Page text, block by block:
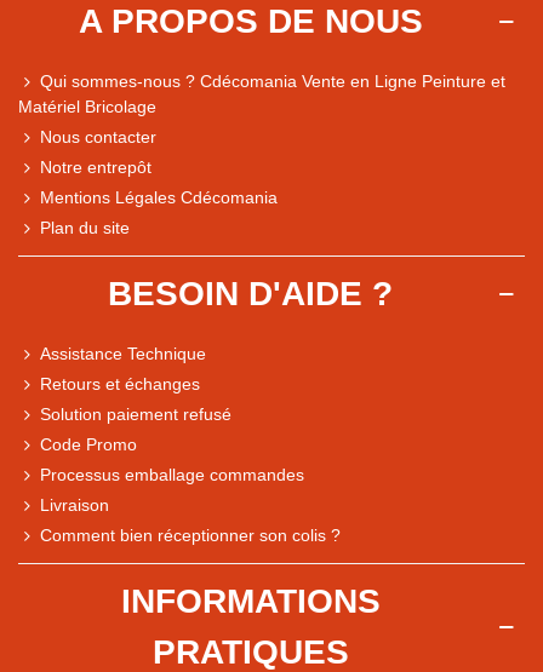
Comparaison des performances du magasin
Express, Chez vous, Point relais, Retrait magasin
A PROPOS DE NOUS
Qui sommes-nous ? Cdécomania Vente en Ligne Peinture et
Matériel Bricolage
Nous contacter
Notre entrepôt
Mentions Légales Cdécomania
Plan du site
BESOIN D'AIDE ?
Assistance Technique
Retours et échanges
Solution paiement refusé
Code Promo
Processus emballage commandes
Livraison
Comment bien réceptionner son colis ?
INFORMATIONS
PRATIQUES